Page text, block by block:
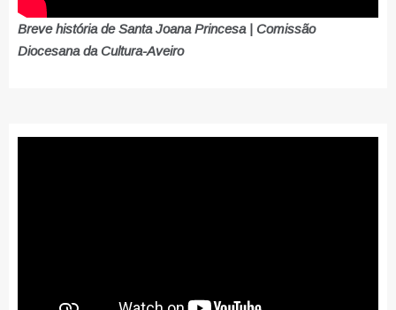
Breve história de Santa Joana Princesa | Comissão
Diocesana da Cultura-Aveiro